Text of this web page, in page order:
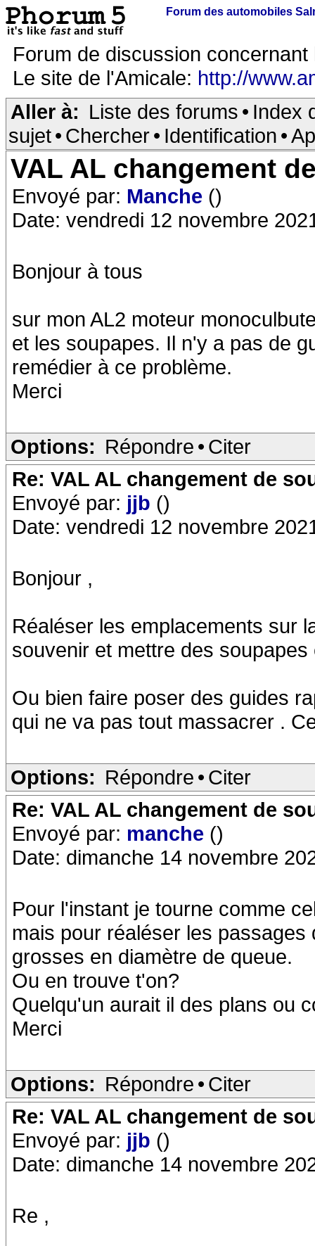
Forum des automobiles
Forum de discussion
Le site de l'Amicale: http://
Aller à: Liste des forums • Index
sujet• Chercher• Identification •
VAL AL changement
Envoyé par: Manche ()
Date: vendredi 12 novembre
Bonjour à tous
sur mon AL2 moteur
et les soupapes. Il n'y a pas de
remédier à ce problème.
Merci
Options: Répondre • Citer
Re: VAL AL changement de
Envoyé par: jjb ()
Date: vendredi 12 novembre
Bonjour ,
Réaléser les emplacements sur
souvenir et mettre des soupapes
Ou bien faire poser des guides
qui ne va pas tout massacrer .
Options: Répondre • Citer
Re: VAL AL changement de
Envoyé par: manche ()
Date: dimanche 14 novembre
Pour l'instant je tourne comme
mais pour réaléser les
grosses en diamètre de queue.
Ou en trouve t'on?
Quelqu'un aurait il des plans ou
Merci
Options: Répondre • Citer
Re: VAL AL changement de
Envoyé par: jjb ()
Date: dimanche 14 novembre
Re ,